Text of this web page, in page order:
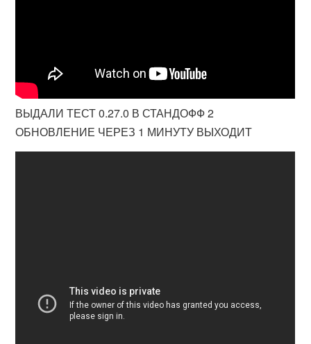
ВЫДАЛИ ТЕСТ 0.27.0 В СТАНДОФФ 2
ОБНОВЛЕНИЕ ЧЕРЕЗ 1 МИНУТУ ВЫХОДИТ